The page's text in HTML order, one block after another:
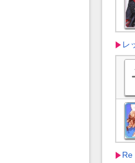
レ
Re